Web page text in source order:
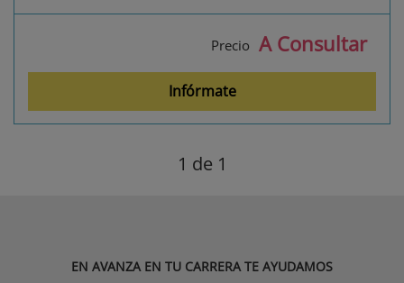
Precio A Consultar
Infórmate
1 de 1
EN AVANZA EN TU CARRERA TE AYUDAMOS